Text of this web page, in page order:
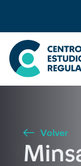
Seleccione país
Buscar
Volver